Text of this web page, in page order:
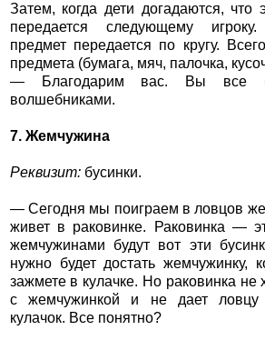
Затем, когда дети догадаются, что
передается следующему
предмет передается по кругу.
предмета (бумага, мяч, палочка,
— Благодарим вас. Вы все
волшебниками.
7. Жемчужина
Реквизит: бусинки.
— Сегодня мы поиграем в ловцов
живет в раковинке. Раковинка —
жемчужинами будут вот эти
нужно будет достать жемчужинку,
зажмете в кулачке. Но раковинка не
с жемчужинкой и не дает ловцу
кулачок. Все понятно?